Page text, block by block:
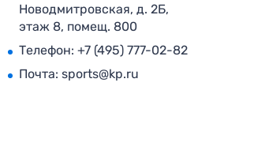
Новодмитровская, д. 2Б,
этаж 8, помещ. 800
Телефон: +7 (495) 777-02-82
Почта: sports@kp.ru